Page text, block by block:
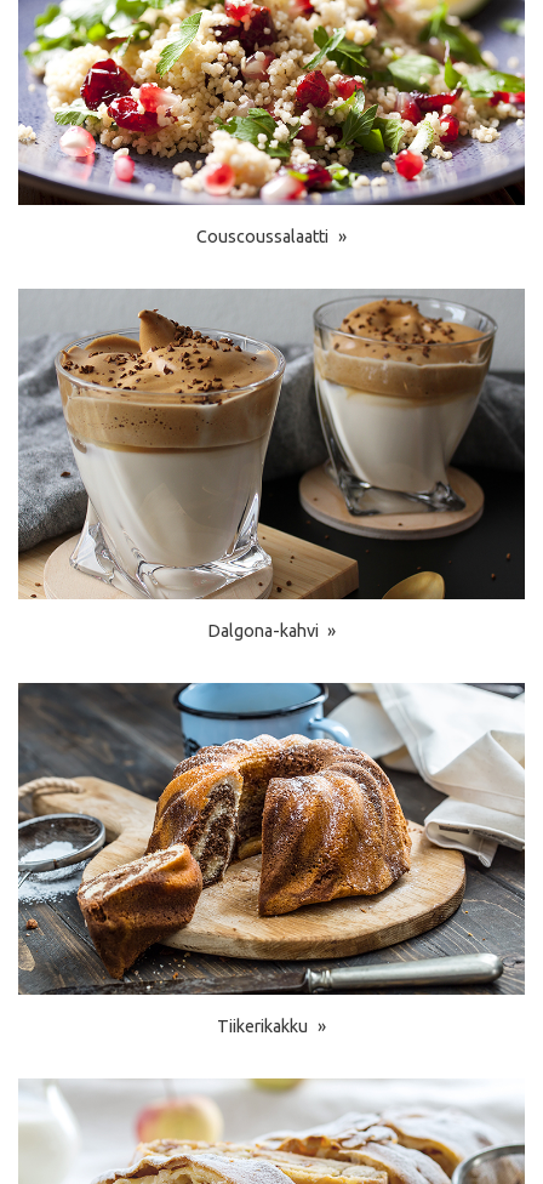
Couscoussalaatti
Dalgona-kahvi
Tiikerikakku